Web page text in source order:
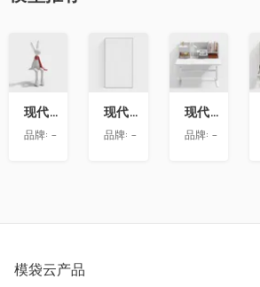
藏
现代兔子艺术雕塑摆件
品牌: -
现代玻璃隔断
品牌: -
收
藏
现代书桌
品牌: -
模袋云产品